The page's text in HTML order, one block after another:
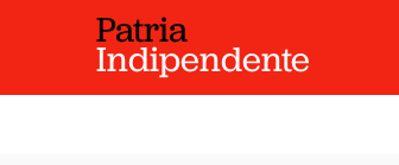
Patria
Indipendente